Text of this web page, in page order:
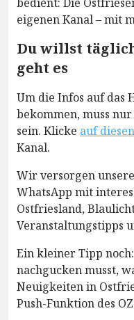
eigenen Kanal – mit
Du willst
geht es
Um die Infos auf das
bekommen, muss
sein. Klicke auf
Kanal.
Wir versorgen
WhatsApp mit
Ostfriesland,
Veranstaltungstipps
Ein kleiner Tipp
nachgucken musst,
Neuigkeiten in
Push-Funktion des